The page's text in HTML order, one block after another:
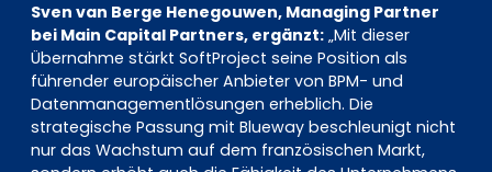
Sven van Berge Henegouwen, Managing Partner
bei Main Capital Partners, ergänzt: „Mit dieser
Übernahme stärkt SoftProject seine Position als
führender europäischer Anbieter von BPM- und
Datenmanagementlösungen erheblich. Die
strategische Passung mit Blueway beschleunigt nicht
nur das Wachstum auf dem französischen Markt,